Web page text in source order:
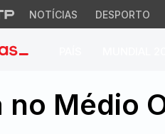
NOTÍCIAS DESPORTO
no Médio